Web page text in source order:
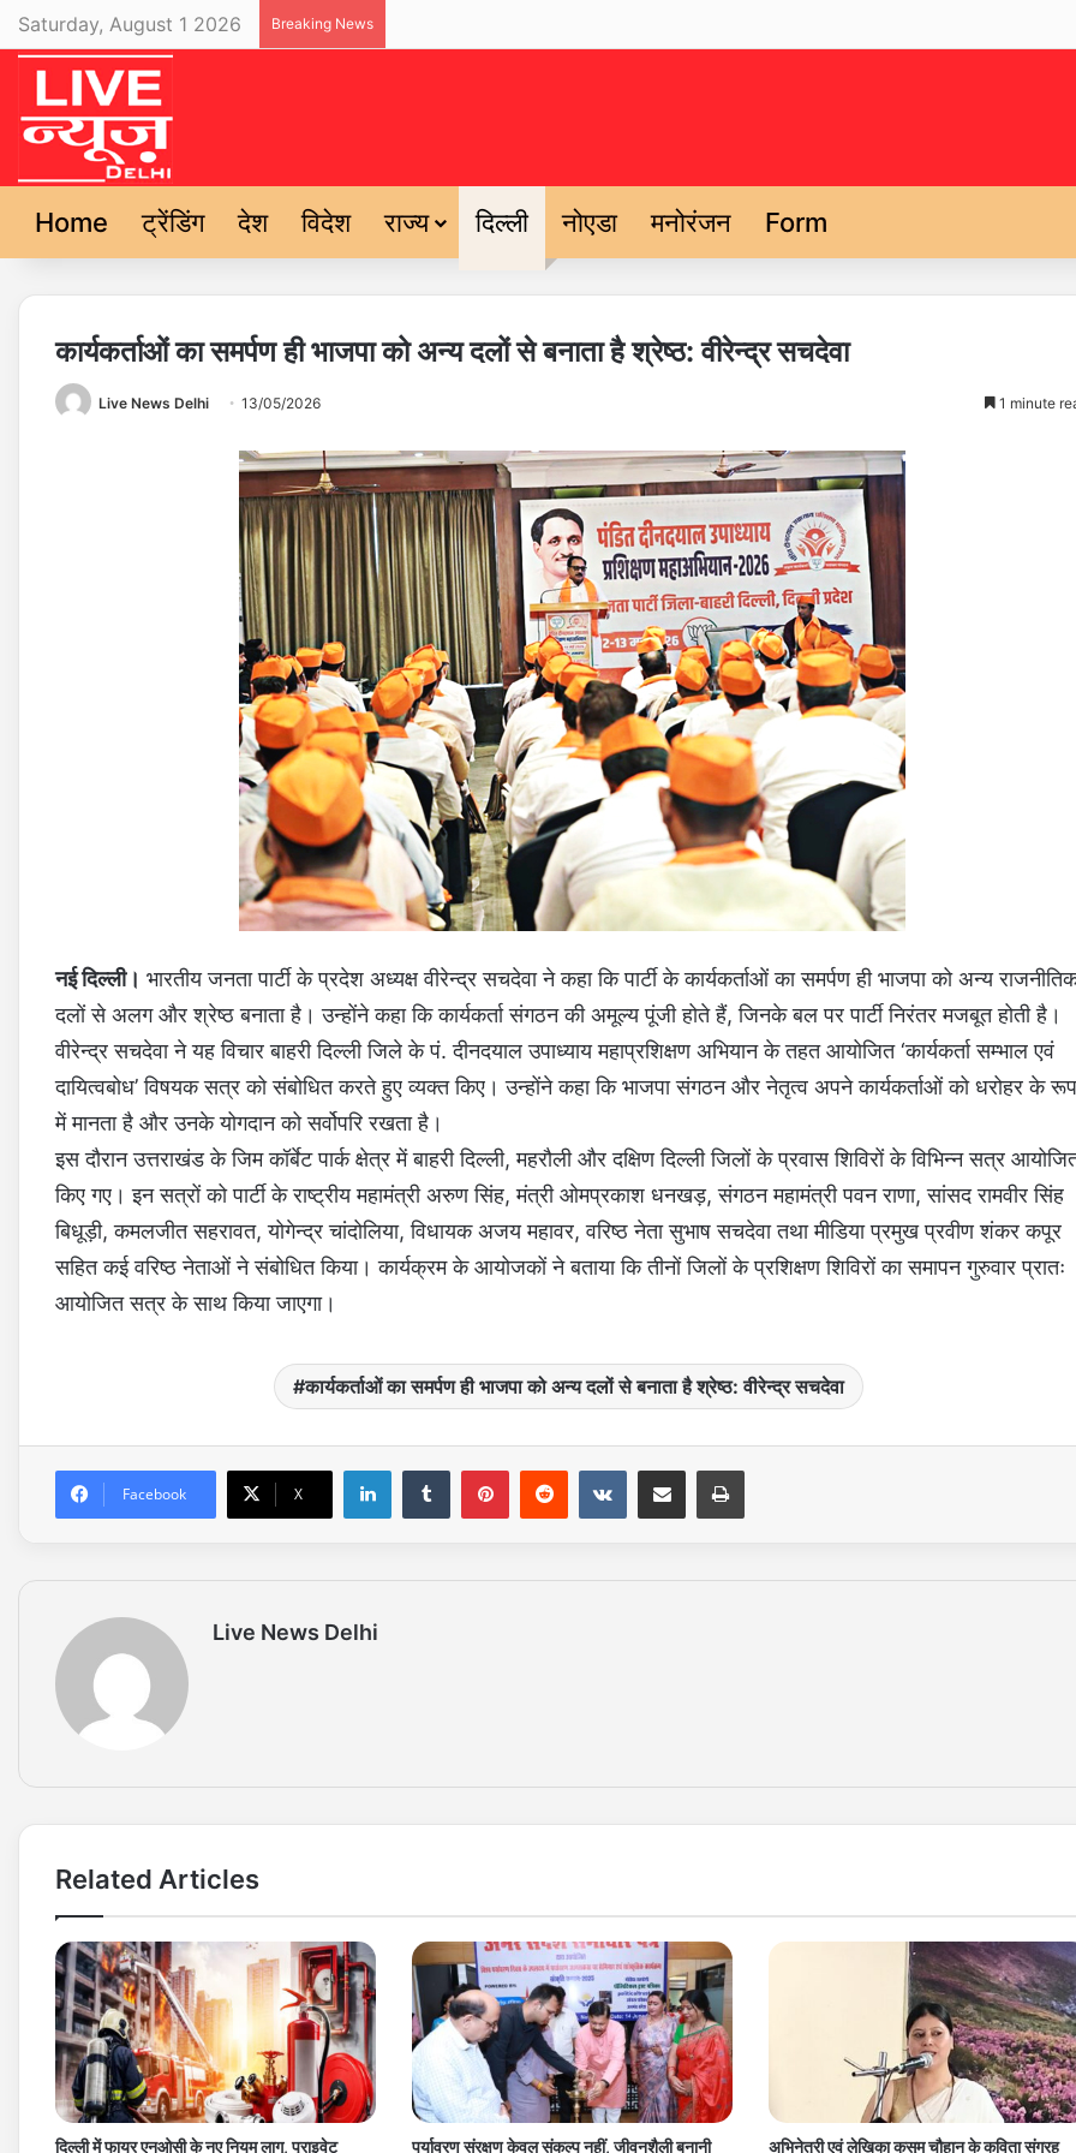
Saturday, August 1 2026 Breaking News
Home ट्रेंडिंग देश विदेश राज्य दिल्ली नोएडा मनोरंजन Form
कार्यकर्ताओं का समर्पण ही भाजपा को अन्य दलों से बनाता है श्रेष्ठ: वीरेन्द्र सचदेवा
Live News Delhi 13/05/2026 1 minute
नई दिल्ली। भारतीय जनता पार्टी के प्रदेश अध्यक्ष वीरेन्द्र सचदेवा ने कहा कि पार्टी के कार्यकर्ताओं का समर्पण ही भाजपा को अन्य
दलों से अलग और श्रेष्ठ बनाता है। उन्होंने कहा कि कार्यकर्ता संगठन की अमूल्य पूंजी होते हैं, जिनके बल पर पार्टी निरंतर मजबूत होती है।
वीरेन्द्र सचदेवा ने यह विचार बाहरी दिल्ली जिले के पं. दीनदयाल उपाध्याय महाप्रशिक्षण अभियान के तहत आयोजित ‘कार्यकर्ता सम्भाल एवं
दायित्वबोध’ विषयक सत्र को संबोधित करते हुए व्यक्त किए। उन्होंने कहा कि भाजपा संगठन और नेतृत्व अपने कार्यकर्ताओं को धरोहर के रूप
में मानता है और उनके योगदान को सर्वोपरि रखता है।
इस दौरान उत्तराखंड के जिम कॉर्बेट पार्क क्षेत्र में बाहरी दिल्ली, महरौली और दक्षिण दिल्ली जिलों के प्रवास शिविरों के विभिन्न सत्र
किए गए। इन सत्रों को पार्टी के राष्ट्रीय महामंत्री अरुण सिंह, मंत्री ओमप्रकाश धनखड़, संगठन महामंत्री पवन राणा, सांसद रामवीर सिंह
बिधूड़ी, कमलजीत सहरावत, योगेन्द्र चांदोलिया, विधायक अजय महावर, वरिष्ठ नेता सुभाष सचदेवा तथा मीडिया प्रमुख प्रवीण शंकर कपूर
सहित कई वरिष्ठ नेताओं ने संबोधित किया। कार्यक्रम के आयोजकों ने बताया कि तीनों जिलों के प्रशिक्षण शिविरों का समापन गुरुवार प्रातः
आयोजित सत्र के साथ किया जाएगा।
कार्यकर्ताओं का समर्पण ही भाजपा को अन्य दलों से बनाता है श्रेष्ठ: वीरेन्द्र सचदेवा
Facebook X
Live News Delhi
Related Articles
दिल्ली में फायर एनओसी के नए नियम लागू, प्राइवेट पर्यावरण संरक्षण केवल संकल्प नहीं, जीवनशैली बनानी अभिनेत्री एवं लेखिका कुसुम चौहान के कविता संग्रह